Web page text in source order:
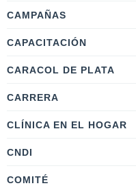
CAMPAÑAS
CAPACITACIÓN
CARACOL DE PLATA
CARRERA
CLÍNICA EN EL HOGAR
CNDI
COMITÉ